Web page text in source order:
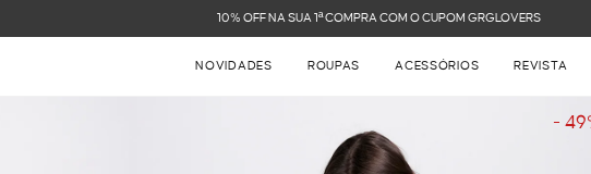
FRETE GRÁTIS NAS COMPRAS ACIMA DE R$ 899
NOVIDADES ROUPAS ACESSÓRIOS REVISTA
-